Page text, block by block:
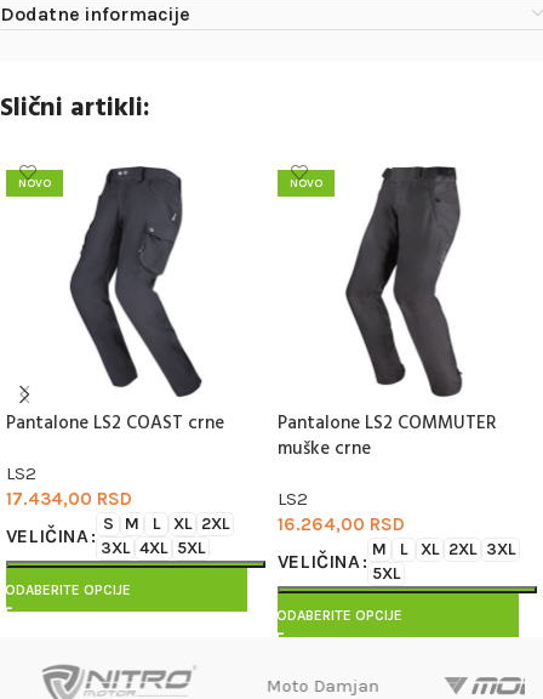
Dodatne informacije
Slični artikli:
NOVO
Pantalone LS2 COAST crne
LS2
17.434,00 RSD
VELIČINA
S M L XL 2XL
3XL 4XL 5XL
ODABERITE OPCIJE
NOVO
Pantalone LS2 COMMUTER
muške crne
LS2
16.264,00 RSD
VELIČINA
M L XL 2XL 3XL
5XL
ODABERITE OPCIJE
Moto Damjan